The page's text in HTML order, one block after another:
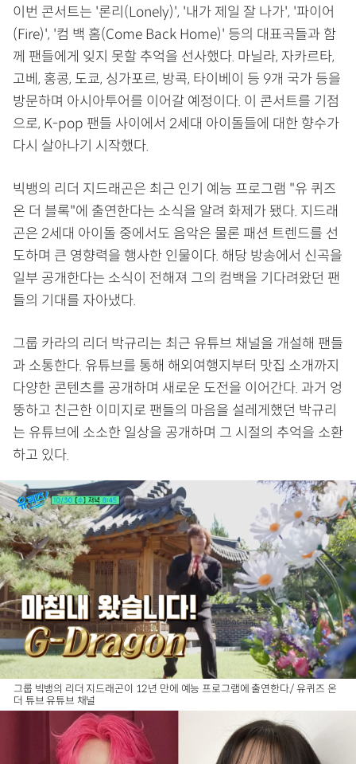
이번 콘서트는 '론리(Lonely)', '내가 제일 잘 나가', '파이어
(Fire)', '컴 백 홈(Come Back Home)' 등의 대표곡들과 함
께 팬들에게 잊지 못할 추억을 선사했다. 마닐라, 자카르타,
고베, 홍콩, 도쿄, 싱가포르, 방콕, 타이베이 등 9개 국가 등을
방문하며 아시아투어를 이어갈 예정이다. 이 콘서트를 기점
으로, K-pop 팬들 사이에서 2세대 아이돌들에 대한 향수가
다시 살아나기 시작했다.
빅뱅의 리더 지드래곤은 최근 인기 예능 프로그램 "유 퀴즈
온 더 블록"에 출연한다는 소식을 알려 화제가 됐다. 지드래
곤은 2세대 아이돌 중에서도 음악은 물론 패션 트렌드를 선
도하며 큰 영향력을 행사한 인물이다. 해당 방송에서 신곡을
일부 공개한다는 소식이 전해져 그의 컴백을 기다려왔던 팬
들의 기대를 자아냈다.
그룹 카라의 리더 박규리는 최근 유튜브 채널을 개설해 팬들
과 소통한다. 유튜브를 통해 해외여행지부터 맛집 소개까지
다양한 콘텐츠를 공개하며 새로운 도전을 이어간다. 과거 엉
뚱하고 친근한 이미지로 팬들의 마음을 설레게했던 박규리
는 유튜브에 소소한 일상을 공개하며 그 시절의 추억을 소환
하고 있다.
그룹 빅뱅의 리더 지드래곤이 12년 만에 예능 프로그램에 출연한다./ 유퀴즈 온
더 튜브 유튜브 채널